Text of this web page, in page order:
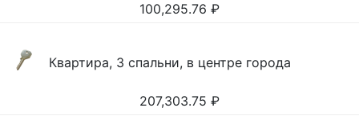
100,295.76 ₽
Квартира, 3 спальни, в центре города
207,303.75 ₽